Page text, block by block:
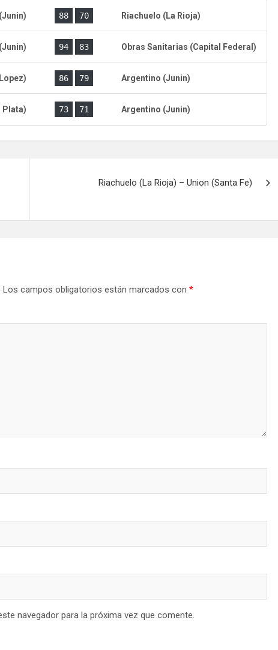
88 70 Riachuelo (La Rioja)
94 83 Obras Sanitarias (Capital Federal)
86 79 Argentino (Junin)
Plata) 73 71 Argentino (Junin)
Riachuelo (La Rioja) – Union (Santa Fe)
Los campos obligatorios están marcados con *
navegador para la próxima vez que comente.